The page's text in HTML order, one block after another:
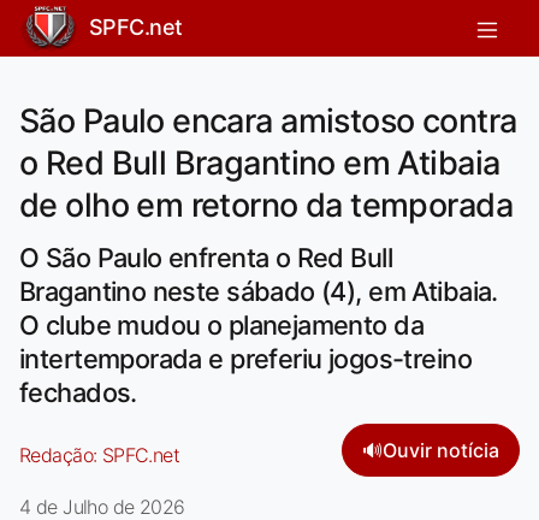
SPFC.net
São Paulo encara amistoso contra
o Red Bull Bragantino em Atibaia
de olho em retorno da temporada
O São Paulo enfrenta o Red Bull
Bragantino neste sábado (4), em Atibaia.
O clube mudou o planejamento da
intertemporada e preferiu jogos-treino
fechados.
Redação: SPFC.net 🔊Ouvir notícia
4 de Julho de 2026